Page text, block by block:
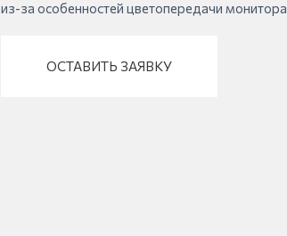
из-за особенностей цветопередачи монитора
ОСТАВИТЬ ЗАЯВКУ